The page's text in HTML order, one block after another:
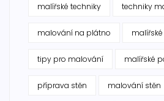
malířské techniky techniky
malování na plátno
tipy pro malování malířské
příprava stěn malování stěn